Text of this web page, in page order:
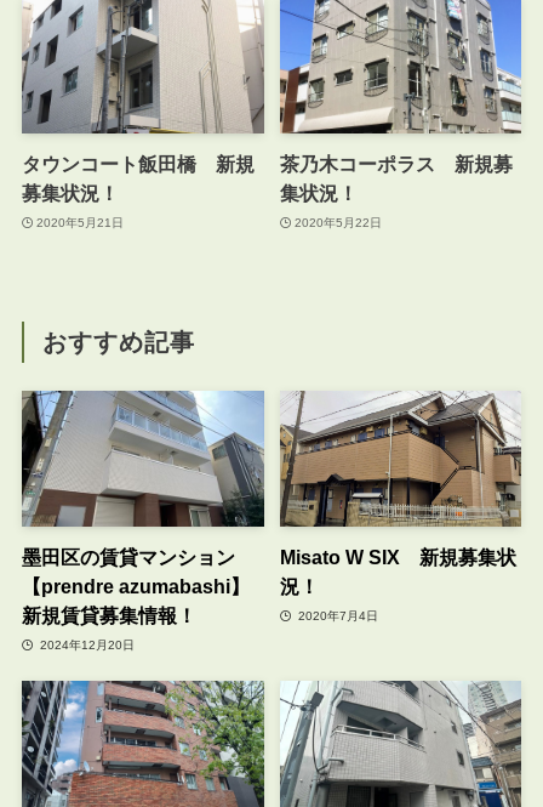
タウンコート飯田橋 新規
募集状況！
2020年5月21日
茶乃木コーポラス 新規募
集状況！
2020年5月22日
おすすめ記事
墨田区の賃貸マンション
【prendre azumabashi】
新規賃貸募集情報！
2024年12月20日
Misato W SIX 新規募集状
況！
2020年7月4日